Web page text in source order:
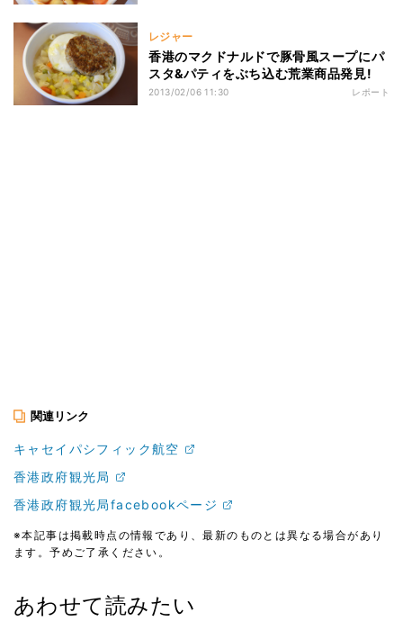
レジャー
香港のマクドナルドで豚骨風スープにパ
スタ&パティをぶち込む荒業商品発見!
2013/02/06 11:30 レポート
関連リンク
キャセイパシフィック航空
香港政府観光局
香港政府観光局facebookページ
※本記事は掲載時点の情報であり、最新のものとは異なる場合があり
ます。予めご了承ください。
あわせて読みたい